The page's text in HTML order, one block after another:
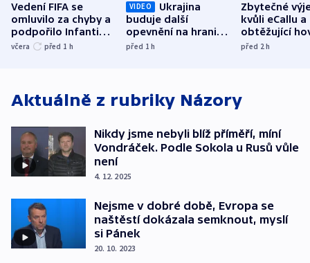
Vedení FIFA se
omluvilo za chyby a
podpořilo Infantina.
UEFA trvá na
včera před 1 h
VIDEO
Ukrajina
buduje další
opevnění na hranici
s Běloruskem
před 1h
Zbytečné
kvůli eCallu a
obtěžující
zdržují
před 2h
Aktuálně z rubriky Názory
Nikdy jsme nebyli blíž příměří, míní
Vondráček. Podle Sokola u Rusů vůle
není
4. 12. 2025
Nejsme v dobré době, Evropa se
naštěstí dokázala semknout, myslí
si Pánek
20. 10. 2023